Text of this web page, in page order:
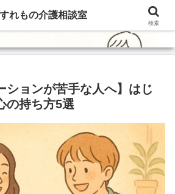
ションが苦手な人へ】はじ
の持ち方5選
れもの介護相談室
検索